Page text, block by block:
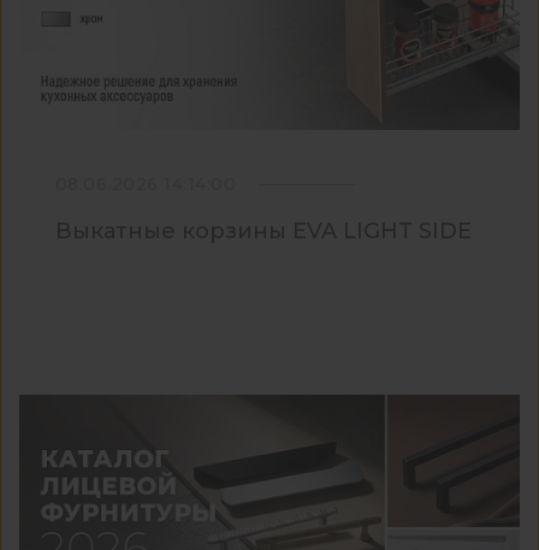
Выкатные корзины EVA LIGHT SIDE